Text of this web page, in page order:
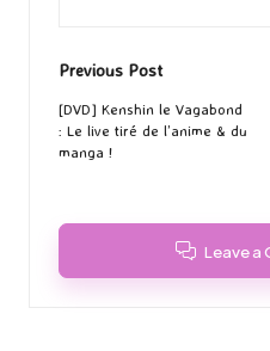
Post
navigation
Previous Post
[DVD] Kenshin le Vagabond
: Le live tiré de l’anime & du
manga !
Leave a